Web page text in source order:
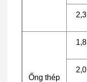
2,3
Ống thép
1,8
2,0